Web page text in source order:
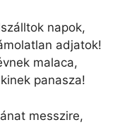
napok,
adjatok!
malaca,
panasza!
messzire,